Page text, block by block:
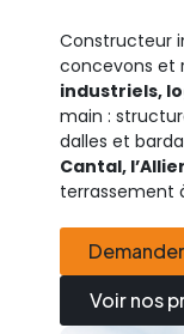
Constructeur
concevons et
industriels,
main :
dalles et
Cantal,
terrassement
Voir nos